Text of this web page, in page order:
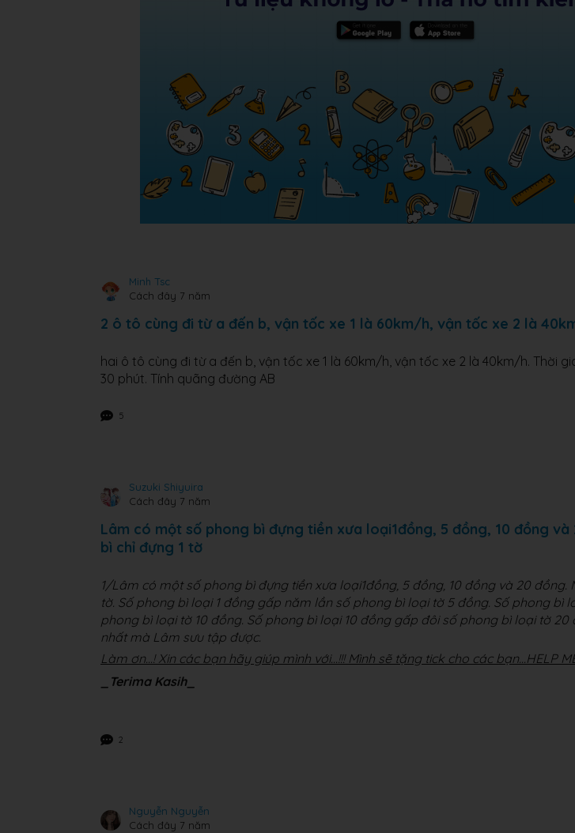
Minh Tsc
Cách đây 7 năm
2 ô tô cùng đi từ a đến b, vận tốc xe 1 là 60km/h, vận tốc xe 2 là
hai ô tô cùng đi từ a đến b, vận tốc xe 1 là 60km/h, vận tốc xe 2 là 40km/h. Thời
30 phút. Tính quãng đường AB
5
Suzuki Shiyuira
Cách đây 7 năm
Lâm có một số phong bì đựng tiền xưa loại1đồng, 5 đồng, 10 đồng và
bì chỉ đựng 1 tờ
1/Lâm có một số phong bì đựng tiền xưa loại1đồng, 5 đồng, 10 đồng và 20 đồng.
tờ. Số phong bì loại 1 đồng gấp năm lần số phong bì loại tờ 5 đồng. Số phong bì
phong bì loại tờ 10 đồng. Số phong bì loại 10 đồng gấp đôi số phong bì loại tờ 20
nhất mà Lâm sưu tập được.
Làm ơn...! Xin các bạn hãy giúp mình với...!!! Mình sẽ tặng tick cho các bạn...HELP
_Terima Kasih_
2
Nguyễn Nguyễn
Cách đây 7 năm